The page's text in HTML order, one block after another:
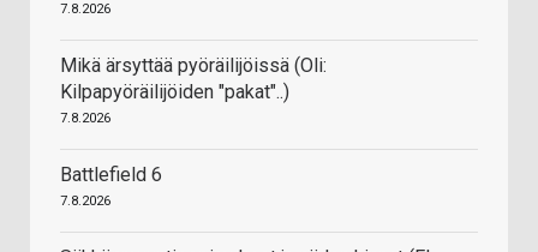
7.8.2026
Mikä ärsyttää pyöräilijöissä (Oli:
Kilpapyöräilijöiden "pakat"..)
7.8.2026
Battlefield 6
7.8.2026